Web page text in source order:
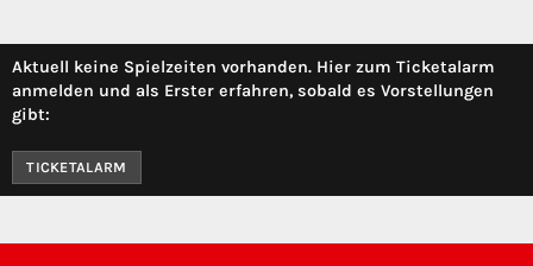
Aktuell keine Spielzeiten vorhanden. Hier zum Ticketalarm
anmelden und als Erster erfahren, sobald es Vorstellungen
gibt:
TICKETALARM